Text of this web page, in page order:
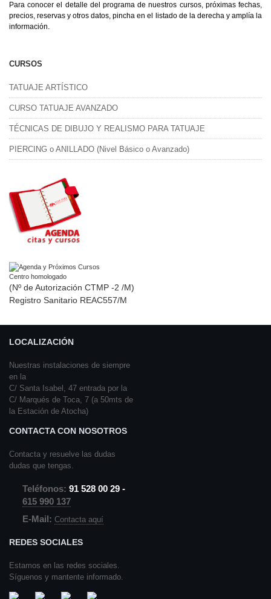
Para conocer el detalle del programa de nuestros cursos, próximas fechas,
precios, reservas y otros datos, pincha en el listado de la derecha y amplía la
información.
CURSOS
TATUAJE ARTÍSTICO
CURSO TATUAJE AVANZADO
TÉCNICAS DE DIBUJO Y REALISMO PARA TATUAJE
PIERCING o ANILLADO (Nivel Básico o Avanzado)
Centro homologado
(Nº de Autorización CTMP -2 /M)
Registro Sanitario REAC557/M
LOCALIZACIÓN
Nuestras instalaciones de siempre
en la
C/ Santa Isabel, 47 entrada por la
C/ Marqués de Toca, 7 (a 50mts de
la Estación de Atocha)
CONTACTA CON NOSOTROS
Contacta y resuelve las dudas
dudas que tengas.
Teléfonos: 91 528 00 29 -
615 990 137
E-Mail: Contacta aquí
REDES SOCIALES
Estamos en las redes sociales.
Síguenos y mantente informado.